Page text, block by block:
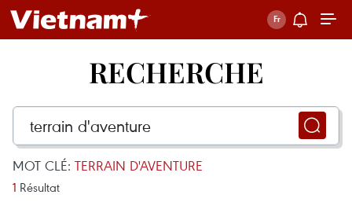
RECHERCHE
MOT CLÉ: TERRAIN D'AVENTURE
1 Résultat